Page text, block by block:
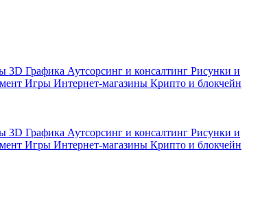
3D Графика Аутсорсинг и консалтинг Рисунки и
Игры Интернет-магазины Крипто и блокчейн
3D Графика Аутсорсинг и консалтинг Рисунки и
Игры Интернет-магазины Крипто и блокчейн